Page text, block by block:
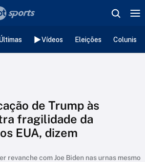
Vídeos Eleições
de Trump às
fragilidade da
EUA, dizem
revanche com Joe Biden nas urnas mesmo